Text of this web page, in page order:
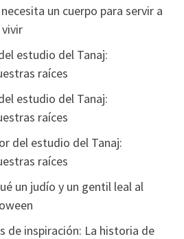
un cuerpo para servir a
estudio del Tanaj:
raíces
estudio del Tanaj:
raíces
del estudio del Tanaj:
raíces
un judío y un gentil leal al
de inspiración: La historia de